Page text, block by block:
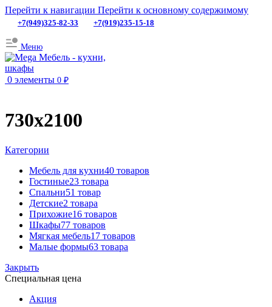
Перейти к навигации Перейти к основному содержимому
+7(949)325-82-33 +7(919)235-15-18
Меню
0 элементы 0 ₽
730х2100
Категории
Мебель для кухни40 товаров
Гостиные23 товара
Спальни51 товар
Детские2 товара
Прихожие16 товаров
Шкафы77 товаров
Мягкая мебель17 товаров
Малые формы63 товара
Закрыть
Специальная цена
Акция